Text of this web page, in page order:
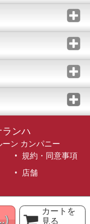
カートを
見る
ンハ
ン カンパニー
規約・同意事項
店舗
Reserved.